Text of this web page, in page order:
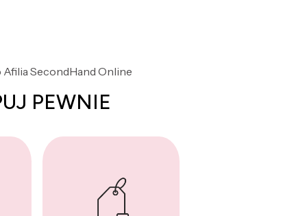
Afilia SecondHand Online
PEWNIE